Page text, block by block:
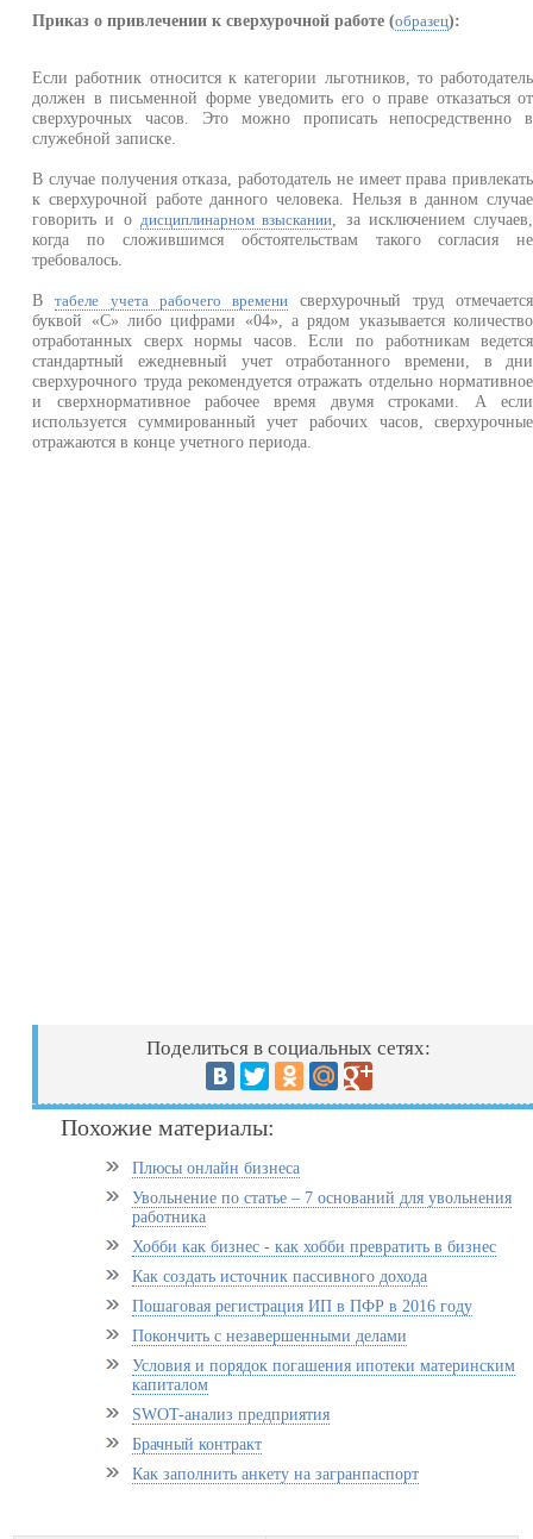
Приказ о привлечении к сверхурочной работе (образец):
Если работник относится к категории льготников, то работодатель
должен в письменной форме уведомить его о праве отказаться от
сверхурочных часов. Это можно прописать непосредственно в
служебной записке.
В случае получения отказа, работодатель не имеет права привлекать
к сверхурочной работе данного человека. Нельзя в данном случае
говорить и о дисциплинарном взыскании , за исключением случаев,
когда по сложившимся обстоятельствам такого согласия не
требовалось.
Втабеле учета рабочего временисверхурочный труд отмечается
буквой «С» либо цифрами «04», а рядом указывается количество
отработанных сверх нормы часов. Если по работникам ведется
стандартный ежедневный учет отработанного времени, в дни
сверхурочного труда рекомендуется отражать отдельно нормативное
и сверхнормативное рабочее время двумя строками. А если
используется суммированный учет рабочих часов, сверхурочные
отражаются в конце учетного периода.
Поделиться в социальных сетях:
Похожие материалы:
Плюсы онлайн бизнеса
Увольнение по статье – 7 оснований для увольнения
работника
Хобби как бизнес - как хобби превратить в бизнес
Как создать источник пассивного дохода
Пошаговая регистрация ИП в ПФР в 2016 году
Покончить с незавершенными делами
Условия и порядок погашения ипотеки материнским
капиталом
SWOT-анализ предприятия
Брачный контракт
Как заполнить анкету на загранпаспорт